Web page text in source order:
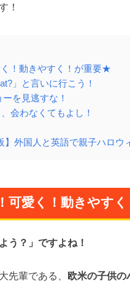
！
！動きやすく！が重要★
」と言いに行こう！
を見逃すな！
会わなくてもよし！
】外国人と英語で親子ハロウ
可愛く！動きやす
う？」ですよね！
先輩である、 欧米の子供の